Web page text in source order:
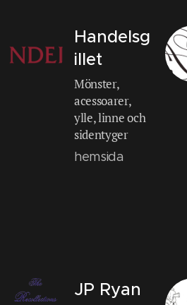
Handelsg
illet
Mönster,
acessoarer,
ylle, linne och
sidentyger
hemsida
JP Ryan